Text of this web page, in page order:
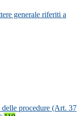
generale riferiti a
procedure (Art. 37